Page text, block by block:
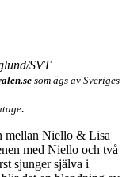
SVT
som ägs av Sveriges
.
mellan Niello & Lisa
med Niello och två
sjunger själva i